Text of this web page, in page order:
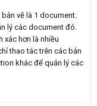
vẽ là 1 document.
lý các document đó.
xác hơn là nhiều
thao tác trên các bản
khác để quản lý các